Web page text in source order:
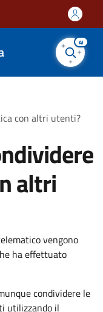
AI
con altri utenti?
altri
vengono
ha effettuato
condividere le
utilizzando il